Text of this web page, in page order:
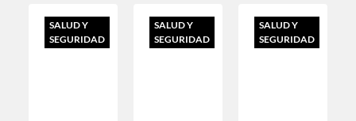
SALUD Y
SEGURIDAD
SALUD Y
SEGURIDAD
SALUD Y
SEGURIDAD